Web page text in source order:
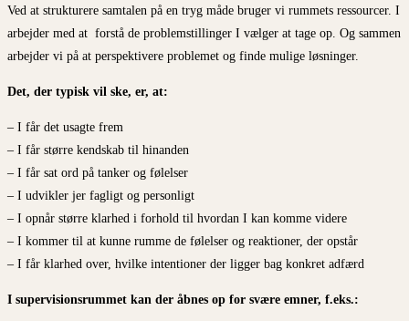
Ved at strukturere samtalen på en tryg måde bruger vi rummets ressourcer. I
arbejder med at forstå de problemstillinger I vælger at tage op. Og sammen
arbejder vi på at perspektivere problemet og finde mulige løsninger.
Det, der typisk vil ske, er, at:
– I får det usagte frem
– I får større kendskab til hinanden
– I får sat ord på tanker og følelser
– I udvikler jer fagligt og personligt
– I opnår større klarhed i forhold til hvordan I kan komme videre
– I kommer til at kunne rumme de følelser og reaktioner, der opstår
– I får klarhed over, hvilke intentioner der ligger bag konkret adfærd
I supervisionsrummet kan der åbnes op for svære emner, f.eks.: